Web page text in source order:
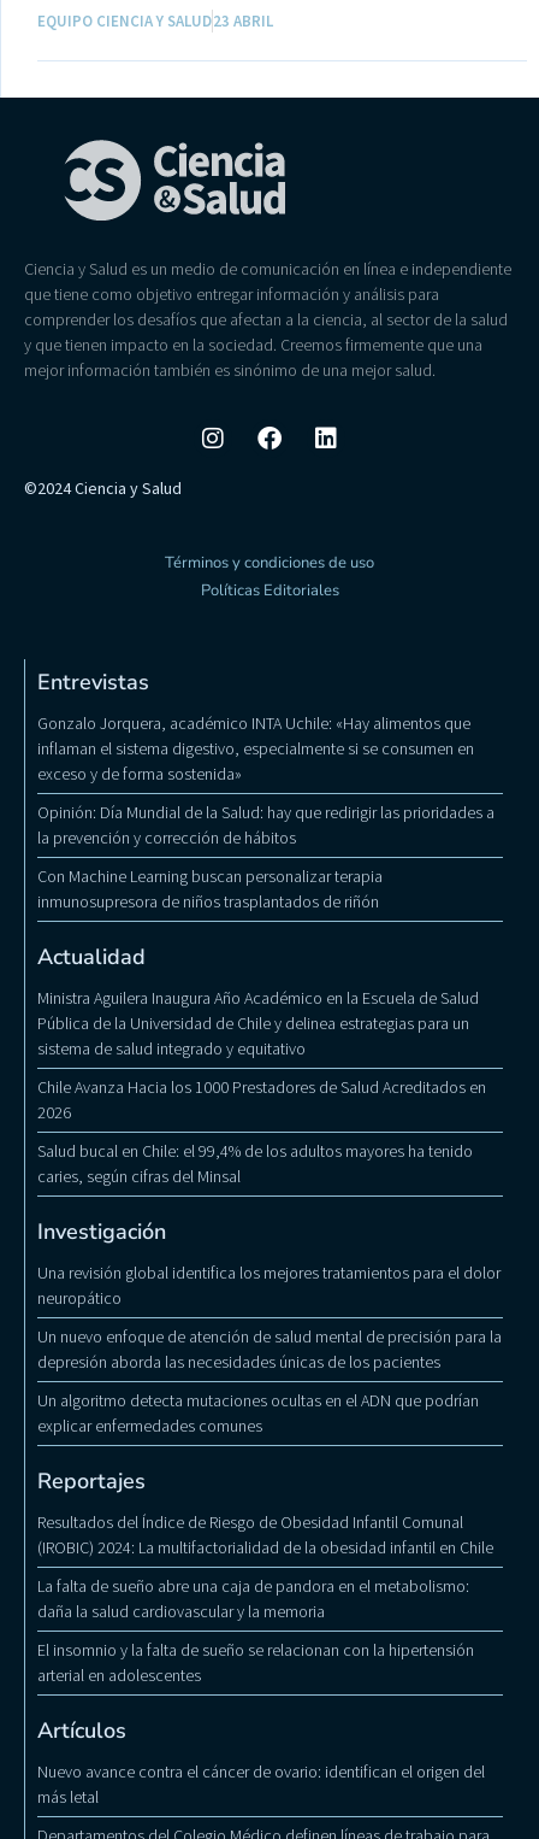
EQUIPO CIENCIA Y SALUD23 ABRIL
Ciencia y Salud es un medio de comunicación en línea e independiente
que tiene como objetivo entregar información y análisis para
comprender los desafíos que afectan a la ciencia, al sector de la salud
y que tienen impacto en la sociedad. Creemos firmemente que una
mejor información también es sinónimo de una mejor salud.
©2024 Ciencia y Salud
Términos y condiciones de uso
Políticas Editoriales
Entrevistas
Gonzalo Jorquera, académico INTA Uchile: «Hay alimentos que
inflaman el sistema digestivo, especialmente si se consumen en
exceso y de forma sostenida»
Opinión: Día Mundial de la Salud: hay que redirigir las prioridades a
la prevención y corrección de hábitos
Con Machine Learning buscan personalizar terapia
inmunosupresora de niños trasplantados de riñón
Actualidad
Ministra Aguilera Inaugura Año Académico en la Escuela de Salud
Pública de la Universidad de Chile y delinea estrategias para un
sistema de salud integrado y equitativo
Chile Avanza Hacia los 1000 Prestadores de Salud Acreditados en
2026
Salud bucal en Chile: el 99,4% de los adultos mayores ha tenido
caries, según cifras del Minsal
Investigación
Una revisión global identifica los mejores tratamientos para el dolor
neuropático
Un nuevo enfoque de atención de salud mental de precisión para la
depresión aborda las necesidades únicas de los pacientes
Un algoritmo detecta mutaciones ocultas en el ADN que podrían
explicar enfermedades comunes
Reportajes
Resultados del Índice de Riesgo de Obesidad Infantil Comunal
(IROBIC) 2024: La multifactorialidad de la obesidad infantil en Chile
La falta de sueño abre una caja de pandora en el metabolismo:
daña la salud cardiovascular y la memoria
El insomnio y la falta de sueño se relacionan con la hipertensión
arterial en adolescentes
Artículos
Nuevo avance contra el cáncer de ovario: identifican el origen del
más letal